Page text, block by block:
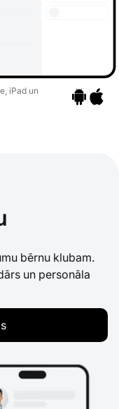
iPad un
bērnu klubam.
un personāla